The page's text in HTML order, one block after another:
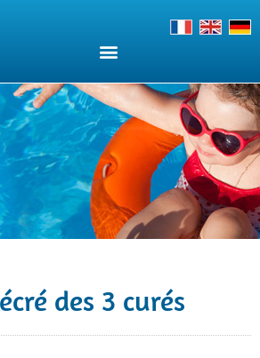
des 3 curés